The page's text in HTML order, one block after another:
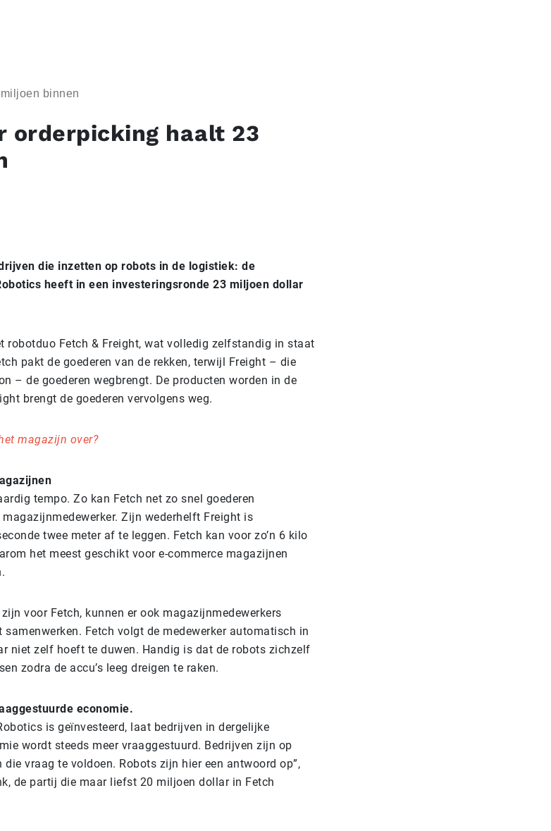
binnen
orderpicking haalt 23
die inzetten op robots in de logistiek: de
heeft in een investeringsronde 23 miljoen dollar
robotduo Fetch & Freight, wat volledig zelfstandig in staat
pakt de goederen van de rekken, terwijl Freight – die
– de goederen wegbrengt. De producten worden in de
brengt de goederen vervolgens weg.
magazijn over?
tempo. Zo kan Fetch net zo snel goederen
Zijn wederhelft Freight is
twee meter af te leggen. Fetch kan voor zo’n 6 kilo
het meest geschikt voor e-commerce magazijnen
voor Fetch, kunnen er ook magazijnmedewerkers
Fetch volgt de medewerker automatisch in
niet zelf hoeft te duwen. Handig is dat de robots zichzelf
zodra de accu’s leeg dreigen te raken.
economie.
is geïnvesteerd, laat bedrijven in dergelijke
wordt steeds meer vraaggestuurd. Bedrijven zijn op
vraag te voldoen. Robots zijn hier een antwoord op”,
de partij die maar liefst 20 miljoen dollar in Fetch